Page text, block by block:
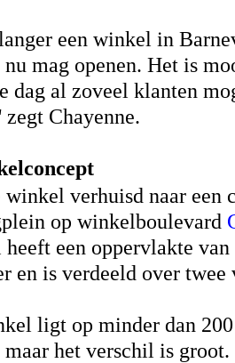
een winkel in
mag openen. Het is
dag al zoveel klanten
Chayenne.
winkel verhuisd naar een
op winkelboulevard
een oppervlakte
en is verdeeld over twee
ligt op minder dan
het verschil is